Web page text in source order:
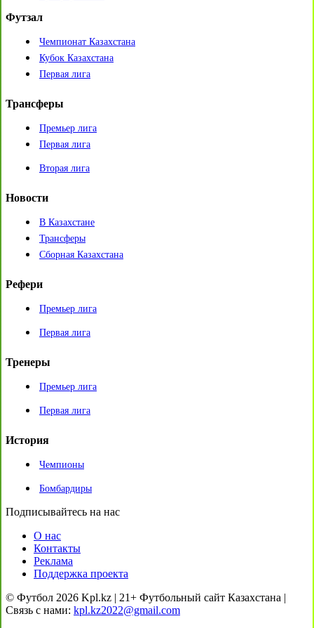
Футзал
Чемпионат Казахстана
Кубок Казахстана
Первая лига
Трансферы
Премьер лига
Первая лига
Вторая лига
Новости
В Казахстане
Трансферы
Сборная Казахстана
Рефери
Премьер лига
Первая лига
Тренеры
Премьер лига
Первая лига
История
Чемпионы
Бомбардиры
Подписывайтесь на нас
О нас
Контакты
Реклама
Поддержка проекта
© Футбол 2026 Kpl.kz | 21+ Футбольный сайт Казахстана |
Связь с нами: kpl.kz2022@gmail.com